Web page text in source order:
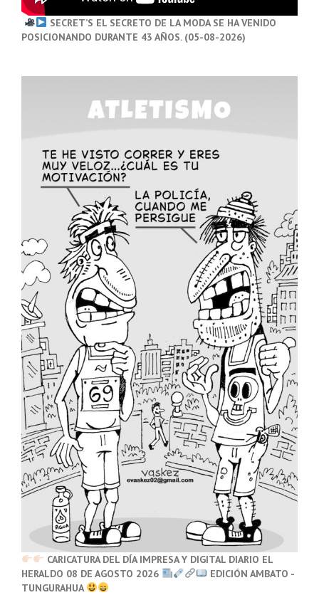
SECRET’S EL SECRETO DE LA MODA SE HA VENIDO
POSICIONANDO DURANTE 43 AÑOS. (05-08-2026)
CARICATURA DEL DÍA IMPRESA Y DIGITAL DIARIO EL
HERALDO 08 DE AGOSTO 2026
EDICIÓN AMBATO -
TUNGURAHUA